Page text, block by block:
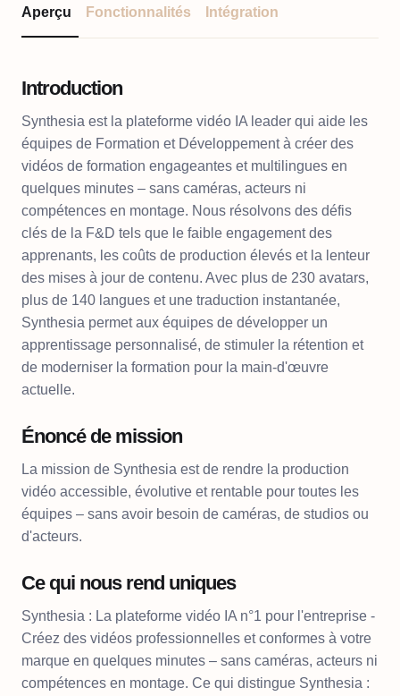
Aperçu Fonctionnalités Intégration
Introduction
Synthesia est la plateforme vidéo IA leader qui aide les
équipes de Formation et Développement à créer des
vidéos de formation engageantes et multilingues en
quelques minutes – sans caméras, acteurs ni
compétences en montage. Nous résolvons des défis
clés de la F&D tels que le faible engagement des
apprenants, les coûts de production élevés et la lenteur
des mises à jour de contenu. Avec plus de 230 avatars,
plus de 140 langues et une traduction instantanée,
Synthesia permet aux équipes de développer un
apprentissage personnalisé, de stimuler la rétention et
de moderniser la formation pour la main-d'œuvre
actuelle.
Énoncé de mission
La mission de Synthesia est de rendre la production
vidéo accessible, évolutive et rentable pour toutes les
équipes – sans avoir besoin de caméras, de studios ou
d'acteurs.
Ce qui nous rend uniques
Synthesia : La plateforme vidéo IA n°1 pour l'entreprise -
Créez des vidéos professionnelles et conformes à votre
marque en quelques minutes – sans caméras, acteurs ni
compétences en montage. Ce qui distingue Synthesia :